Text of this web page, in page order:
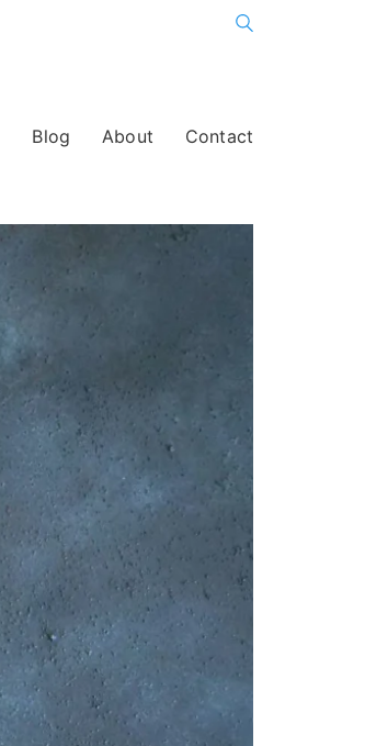
Blog About Contact